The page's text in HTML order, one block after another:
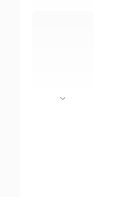
далее